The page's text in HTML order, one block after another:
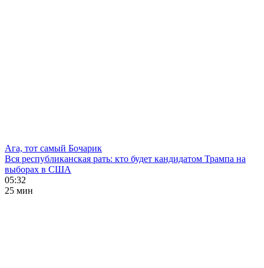
Ага, тот самый Бочарик
Вся республиканская рать: кто будет кандидатом Трампа на
выборах в США
05:32
25 мин